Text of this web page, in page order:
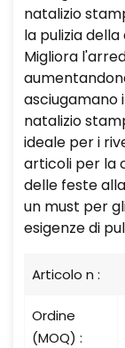
natalizio
la pulizia
Migliora
asciugamano
natalizio
ideale per i
articoli per la
delle feste
un must per
esigenze di
Articolo n :
Ordine
(MOQ) :